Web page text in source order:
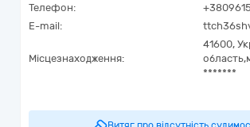
Телефон:
E-mail:
Місцезнаходження:
41600,
область,
*******